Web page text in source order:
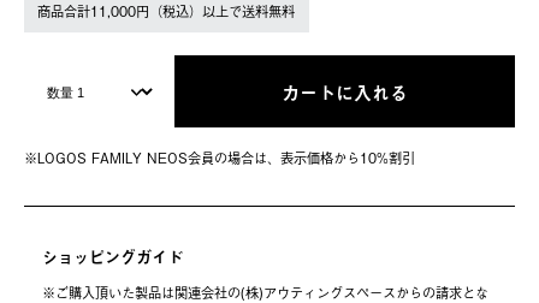
商品合計11,000円（税込）以上で送料無料
カートに入れる
※LOGOS FAMILY NEOS会員の場合は、表⽰価格から10%割引
ショッピングガイド
※ご購⼊頂いた製品は関連会社の(株)アウティングスペースからの請求とな